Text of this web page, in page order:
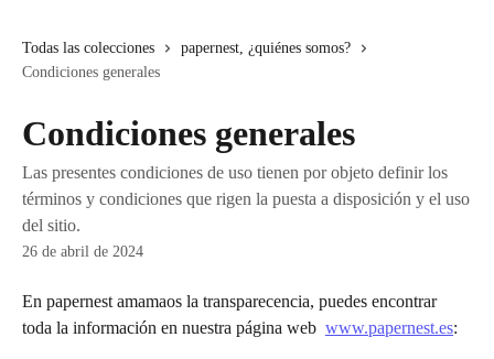
Todas las colecciones
papernest, ¿quiénes somos?
Condiciones generales
Condiciones generales
Las presentes condiciones de uso tienen por objeto definir los
términos y condiciones que rigen la puesta a disposición y el uso
del sitio.
26 de abril de 2024
En papernest amamaos la transparecencia, puedes encontrar
toda la información en nuestra página web www.papernest.es: